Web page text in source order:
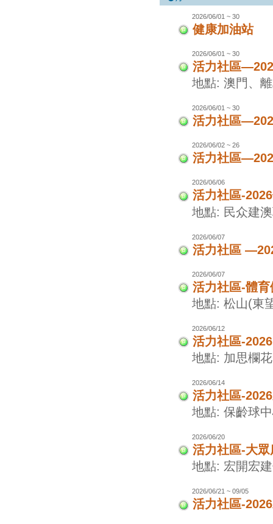
2026/06/01 ~ 30
健康加油站
2026/06/01 ~ 30
活力社區
地點: 澳門、
2026/06/01 ~ 30
活力社區
2026/06/02 ~ 26
活力社區
2026/06/06
活力社區-
地點: 民众建
2026/06/07
活力社區
2026/06/07
活力社區-體
地點: 松山(東
2026/06/12
活力社區-
地點: 加思欄
2026/06/14
活力社區-
地點: 保齡球
2026/06/20
活力社區-大眾
地點: 宏開宏
2026/06/21 ~ 09/05
活力社區-